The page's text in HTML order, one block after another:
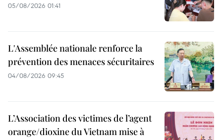
05/08/2026 01:41
L'Assemblée nationale renforce la
prévention des menaces sécuritaires
04/08/2026 09:45
L’Association des victimes de l’agent
orange/dioxine du Vietnam mise à